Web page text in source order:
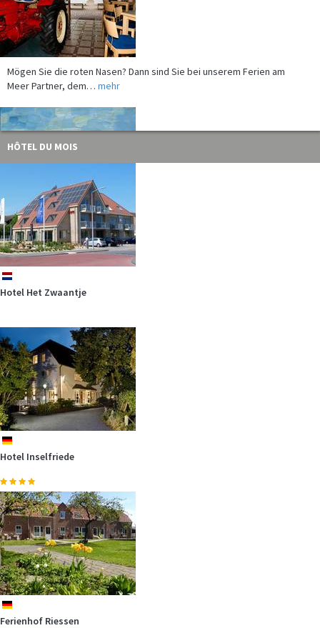
Mögen Sie die roten Nasen? Dann sind Sie bei unserem Ferien am
Meer Partner, dem…mehr
Kunst und Kultur reichen sich bei unserem Ferien am Meer Partner an
der Ostsee,…mehr
In den Ferien bei unserem Partner - der Gebietsgemeinschaft Grünes
Binnenland -…
In der Nähe unseres Ferien am Meer-Partners, dem allseits
bekannten…mehr
HÔTEL DU MOIS
nl
Hotel Het Zwaantje
de
Hotel Inselfriede
de
Ferienhof Riessen